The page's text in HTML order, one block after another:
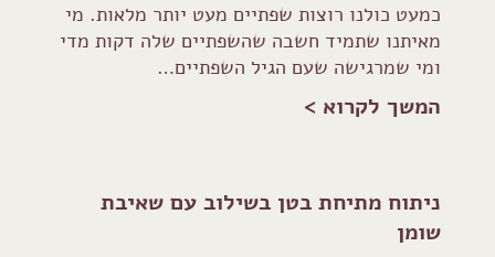
כמעט כולנו רוצות שפתיים מעט יותר מלאות. מי
מאיתנו שתמיד חשבה שהשפתיים שלה דקות מדי
ומי שמרגישה שעם הגיל השפתיים…
המשך לקרוא >
ניתוח מתיחת בטן בשילוב עם שאיבת
שומן